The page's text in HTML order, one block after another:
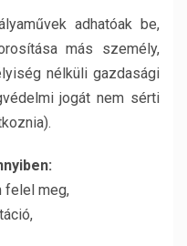
adhatóak be,
más személy,
nélküli gazdasági
jogát nem sérti
felel meg,